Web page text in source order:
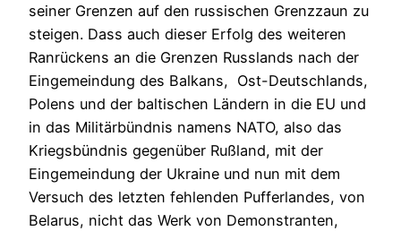
seiner Grenzen auf den russischen Grenzzaun zu
steigen. Dass auch dieser Erfolg des weiteren
Ranrückens an die Grenzen Russlands nach der
Eingemeindung des Balkans, Ost-Deutschlands,
Polens und der baltischen Ländern in die EU und
in das Militärbündnis namens NATO, also das
Kriegsbündnis gegenüber Rußland, mit der
Eingemeindung der Ukraine und nun mit dem
Versuch des letzten fehlenden Pufferlandes, von
Belarus, nicht das Werk von Demonstranten,